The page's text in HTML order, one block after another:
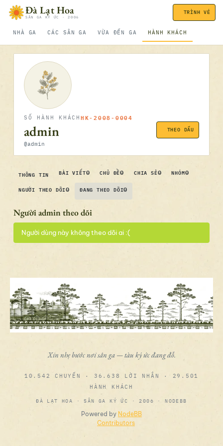
Bỏ qua nội dungĐà Lạt Hoa
SÂN GA KÝ ỨC · 2006
NHÀ GA CÁC SÂN GA VỪA ĐẾN GA HÀNH KHÁCH
TRÌNH VÉ
SỐ HÀNH KHÁCH HK-2008-0004
admin
@admin
THEO DẤU
THÔNG TIN BÀI VIẾT0 CHỦ ĐỀ0 CHIA SẺ0 NHÓM0
NGƯỜI THEO DÕI0 ĐANG THEO DÕI0
Người admin theo dõi
Người dùng này không theo dõi ai :(
Xin nhẹ bước nơi sân ga — tàu ký ức đang đỗ.
10.542 CHUYẾN · 36.638 LỜI NHẮN · 29.501
HÀNH KHÁCH
ĐÀ LẠT HOA · SÂN GA KÝ ỨC · 2006 · NODEBB
Powered by NodeBB
Contributors